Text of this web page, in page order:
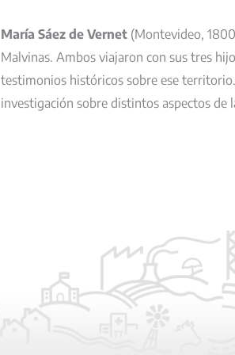
María Sáez de Vernet (Montevideo,
Malvinas. Ambos viajaron con sus tres
testimonios históricos sobre ese territorio.
investigación sobre distintos aspectos de